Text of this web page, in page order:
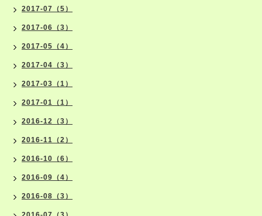
2017-07（5）
2017-06（3）
2017-05（4）
2017-04（3）
2017-03（1）
2017-01（1）
2016-12（3）
2016-11（2）
2016-10（6）
2016-09（4）
2016-08（3）